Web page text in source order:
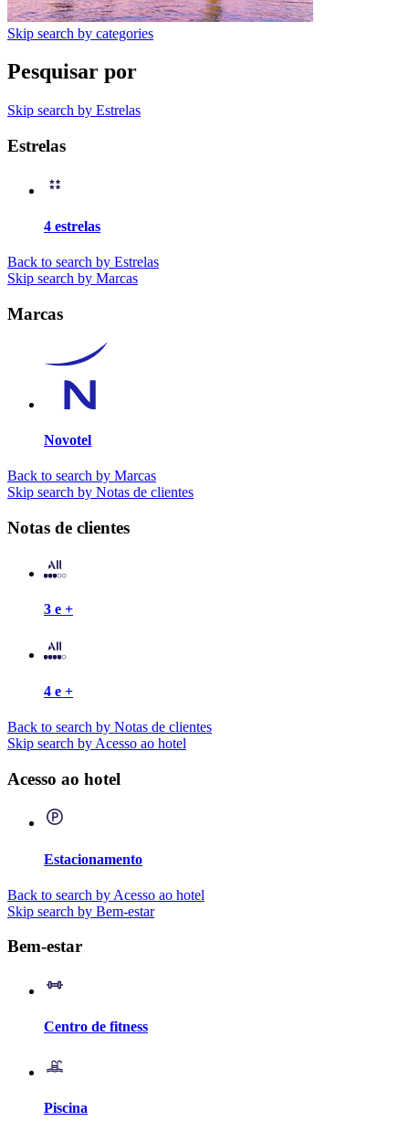
Skip search by categories
Pesquisar por
Skip search by Estrelas
Estrelas
4 estrelas
Back to search by Estrelas
Skip search by Marcas
Marcas
Novotel
Back to search by Marcas
Skip search by Notas de clientes
Notas de clientes
3 e +
4 e +
Back to search by Notas de clientes
Skip search by Acesso ao hotel
Acesso ao hotel
Estacionamento
Back to search by Acesso ao hotel
Skip search by Bem-estar
Bem-estar
Centro de fitness
Piscina